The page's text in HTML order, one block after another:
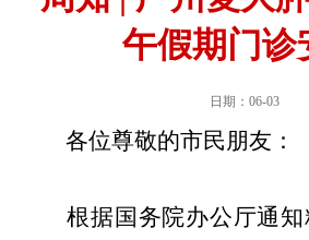
午假期门诊
日期：06-03
各位尊敬的市民朋友：
根据国务院办公厅通知